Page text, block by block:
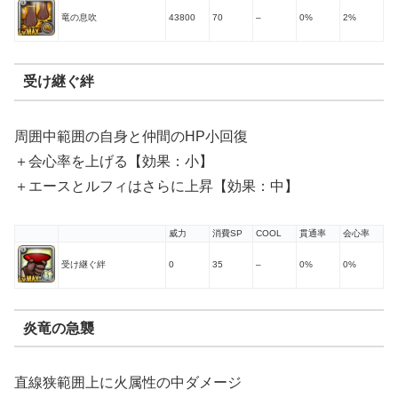
竜の息吹 43800 70 – 0% 2%
受け継ぐ絆
周囲中範囲の自身と仲間のHP小回復
＋会心率を上げる【効果：小】
＋エースとルフィはさらに上昇【効果：中】
威力 消費SP COOL 貫通率 会心率
受け継ぐ絆 0 35 – 0% 0%
炎竜の急襲
直線狭範囲上に火属性の中ダメージ